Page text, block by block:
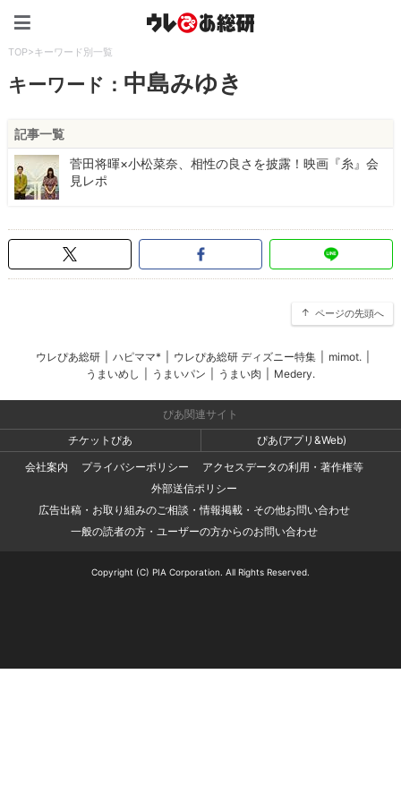
TOP>キーワード別一覧
キーワード： 中島みゆき
記事一覧
菅田将暉×小松菜奈、相性の良さを披露！映画『糸』会
見レポ
ページの先頭へ
ウレぴあ総研 ハピママ* ウレぴあ総研 ディズニー特集 mimot.
うまいめし
うまいパン うまい肉 Medery.
ぴあ関連サイト
チケットぴあ
ぴあ(アプリ&Web)
会社案内
プライバシーポリシー
アクセスデータの利用・著作権等
外部送信ポリシー
広告出稿・お取り組みのご相談・情報掲載・その他お問い合わせ
一般の読者の方・ユーザーの方からのお問い合わせ
Copyright (C) PIA Corporation. All Rights Reserved.